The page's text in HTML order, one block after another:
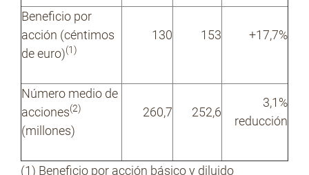
Beneficio por
acción (céntimos
de euro)(1)
130 153 +17,7%
Número medio de
acciones(2)
(millones)
260,7 252,6
3,1%
reducción
(1) Beneficio por acción básico y diluido